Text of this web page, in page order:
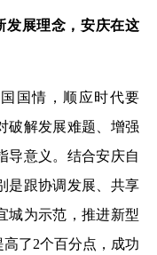
发展理念，安庆在这
国情，顺应时代要
破解发展难题、增强
导意义。结合安庆自
是跟协调发展、共享
城为示范，推进新型
了2个百分点，成功